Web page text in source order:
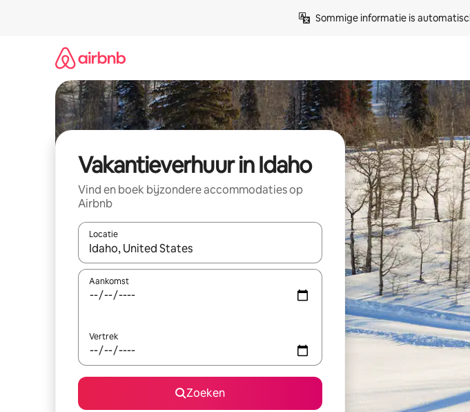
Sommige informatie is
Vakantieverhuur in Idaho
Vind en boek bijzondere accommodaties op
Airbnb
Locatie
Wanneer er suggesties beschikbaar zijn, maak je een keuze met je de pijltjestoetsen
Aankomst
Vertrek
Zoeken